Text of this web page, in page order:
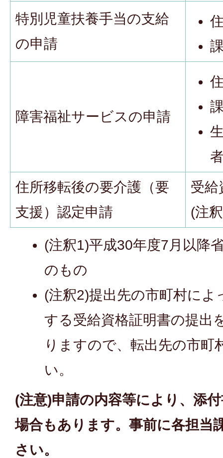
特別児童扶養手当の支給
の申請
障害福祉サービスの申請
住所移転後の要介護（要
支援）認定申請
受給
(注
(注釈1)平成30年度7月以降
のもの
(注釈2)提出先の市町村によ
する受給資格証明書の提出
りますので、転出先の市町
い。
(注意)申請の内容等により、添
場合もあります。事前に各担当
さい。